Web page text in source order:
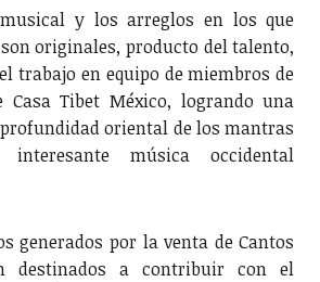
y los arreglos en los que
originales, producto del talento,
trabajo en equipo de miembros de
Casa Tibet México, logrando una
oriental de los mantras
música occidental
generados por la venta de Cantos
destinados a contribuir con el